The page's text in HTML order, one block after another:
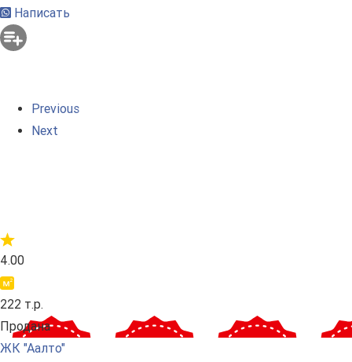
Написать
Previous
Next
4.00
222 т.р.
Продана
ЖК "Аалто"